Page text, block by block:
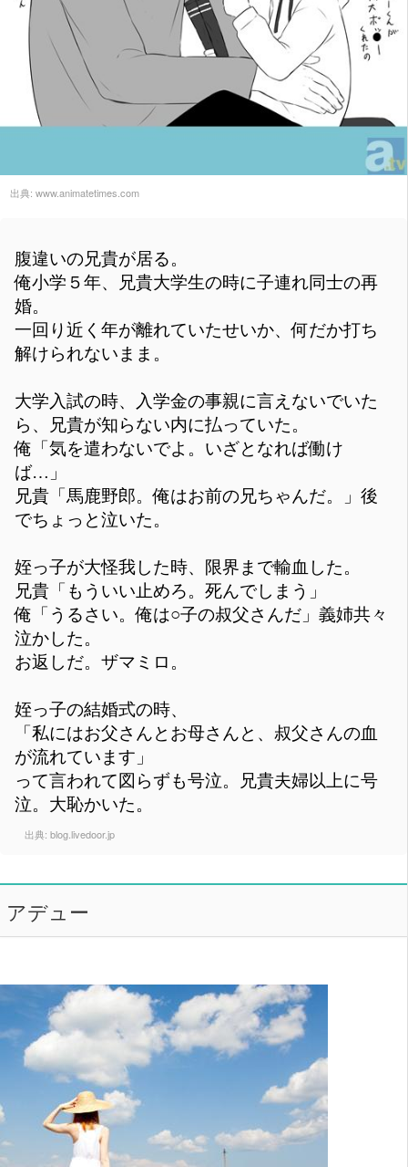
出典: www.animatetimes.com
腹違いの兄貴が居る。
俺小学５年、兄貴大学生の時に子連れ同士の再
婚。
一回り近く年が離れていたせいか、何だか打ち
解けられないまま。
大学入試の時、入学金の事親に言えないでいた
ら、兄貴が知らない内に払っていた。
俺「気を遣わないでよ。いざとなれば働け
ば…」
兄貴「馬鹿野郎。俺はお前の兄ちゃんだ。」後
でちょっと泣いた。
姪っ子が大怪我した時、限界まで輸血した。
兄貴「もういい止めろ。死んでしまう」
俺「うるさい。俺は○子の叔父さんだ」義姉共々
泣かした。
お返しだ。ザマミロ。
姪っ子の結婚式の時、
「私にはお父さんとお母さんと、叔父さんの血
が流れています」
って言われて図らずも号泣。兄貴夫婦以上に号
泣。大恥かいた。
出典: blog.livedoor.jp
アデュー